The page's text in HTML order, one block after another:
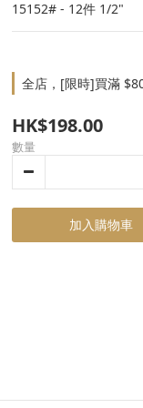
15152# - 12件 1/2"
全店，[限時]買滿
HK$198.00
數量
加入購物車